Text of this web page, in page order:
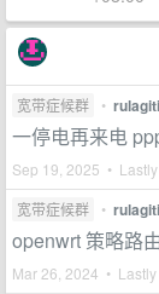
宽带症候群 • rulagiti
一停电再来电
Sep 19, 2025 •
宽带症候群 • rulagiti
openwrt 策略路
Mar 26, 2024 •